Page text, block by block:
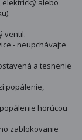
alebo
ventil.
- neupchávajte
a tesnenie
popálenie,
horúcou
zablokovanie